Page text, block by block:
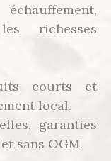
richesses
courts et
local.
garanties
sans OGM.